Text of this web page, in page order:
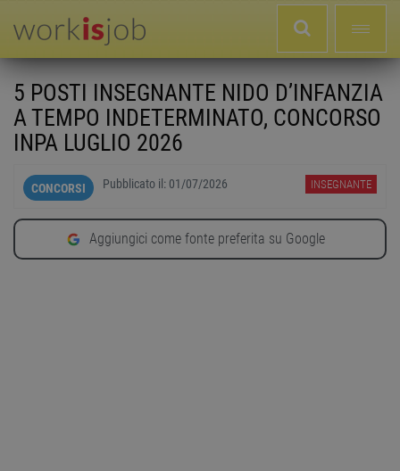
5 POSTI INSEGNANTE NIDO D’INFANZIA
A TEMPO INDETERMINATO, CONCORSO
INPA LUGLIO 2026
CONCORSI Pubblicato il: 01/07/2026 INSEGNANTE
Aggiungici come fonte preferita su Google